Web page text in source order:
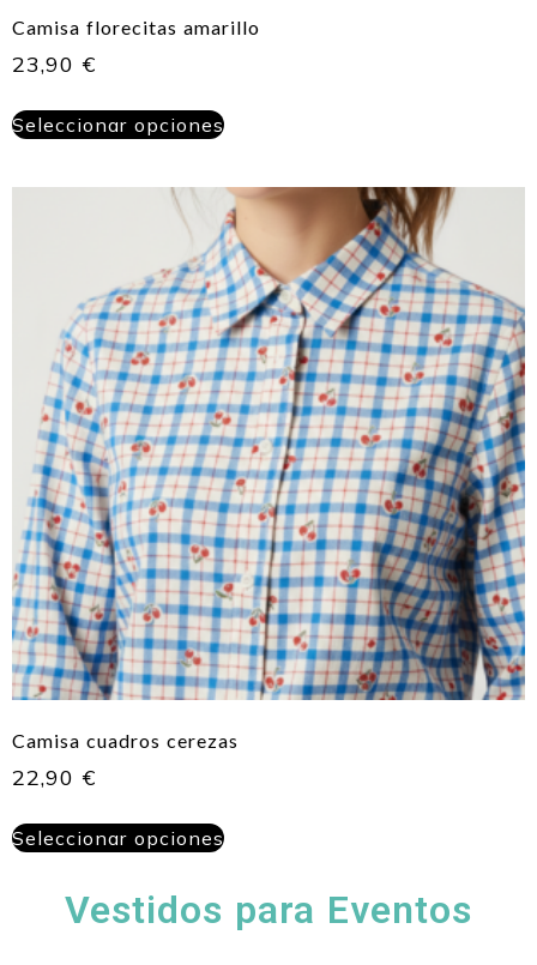
Camisa florecitas amarillo
23,90 €
Seleccionar opciones
Camisa cuadros cerezas
22,90 €
Seleccionar opciones
Vestidos para Eventos